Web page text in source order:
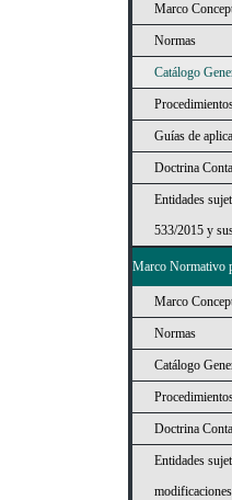
Marco
Normas
Catálogo
Guías de
Doctrina
Entidades
533/2015 y
Marco Normativo
Marco
Normas
Catálogo
Doctrina
Entidades
modificaciones